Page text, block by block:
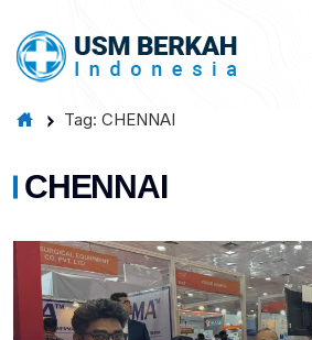
Tag: CHENNAI
CHENNAI